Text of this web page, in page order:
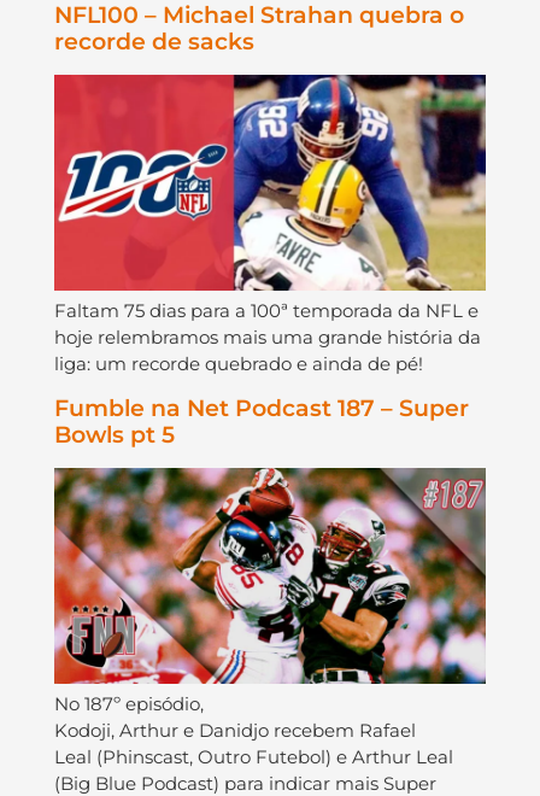
NFL100 – Michael Strahan quebra o
recorde de sacks
Faltam 75 dias para a 100ª temporada da NFL e
hoje relembramos mais uma grande história da
liga: um recorde quebrado e ainda de pé!
Fumble na Net Podcast 187 – Super
Bowls pt 5
No 187º episódio,
Kodoji, Arthur e Danidjo recebem Rafael
Leal (Phinscast, Outro Futebol) e Arthur Leal
(Big Blue Podcast) para indicar mais Super